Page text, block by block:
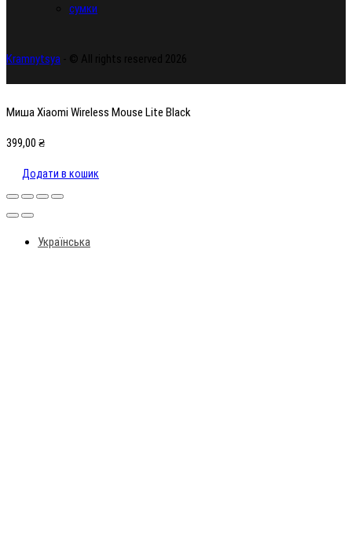
сумки
Kramnytsya - © All rights reserved 2026
Миша Xiaomi Wireless Mouse Lite Black
399,00 ₴
Додати в кошик
Українська